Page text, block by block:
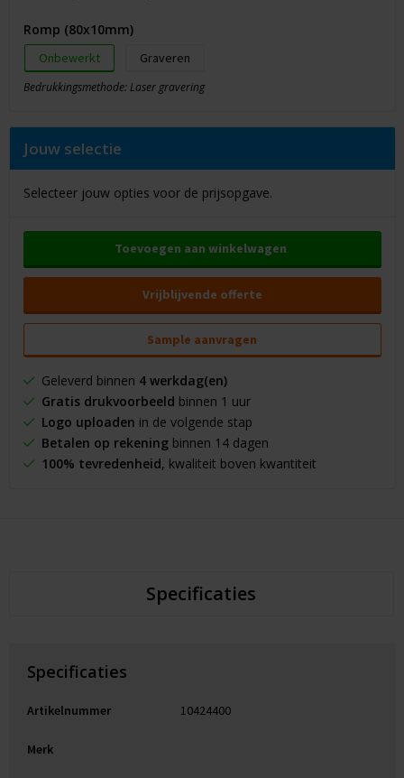
Romp (80x10mm)
Onbewerkt Graveren
Bedrukkingsmethode: Laser gravering
Jouw selectie
Selecteer jouw opties voor de prijsopgave.
Toevoegen aan winkelwagen
Vrijblijvende offerte
Sample aanvragen
Geleverd binnen 4 werkdag(en)
Gratis drukvoorbeeld binnen 1 uur
Logo uploaden in de volgende stap
Betalen op rekeningbinnen 14 dagen
100% tevredenheid, kwaliteit boven kwantiteit
Specificaties
Specificaties
Artikelnummer 10424400
Merk